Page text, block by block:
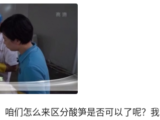
咱们怎么来区分酸笋是否可以了呢？我